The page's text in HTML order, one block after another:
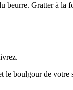
beurre. Gratter à la
le boulgour de votre